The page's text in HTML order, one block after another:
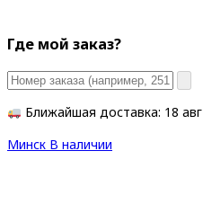
Где мой заказ?
Ближайшая доставка: 18 авг
Минск В наличии